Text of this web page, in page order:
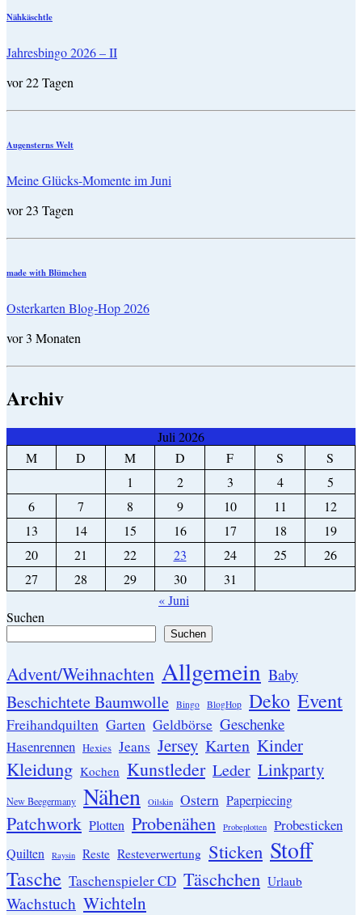
Nähkäschtle
Jahresbingo 2026 – II
vor 22 Tagen
Augensterns Welt
Meine Glücks-Momente im Juni
vor 23 Tagen
made with Blümchen
Osterkarten Blog-Hop 2026
vor 3 Monaten
Archiv
Juli 2026
M
D M D F S
S
1
2 3 4
5
6
7 8 9 10 11
12
13
14 15 16 17 18
19
20
21 22 23 24 25
26
27
28 29 30
31
« Juni
Suchen
Suchen
Advent/Weihnachten Allgemein Baby
Beschichtete Baumwolle Bingo BlogHop Deko Event
Freihandquilten Garten Geldbörse Geschenke
Hasenrennen Hexies Jeans Jersey Karten Kinder
Kleidung Kochen Kunstleder Leder Linkparty
New Beegermany Nähen Oilskin Ostern Paperpiecing
Patchwork Plotten Probenähen Probeplotten Probesticken
Quilten Raysin Reste Resteverwertung Sticken Stoff
Tasche Taschenspieler CD Täschchen Urlaub
Wachstuch Wichteln